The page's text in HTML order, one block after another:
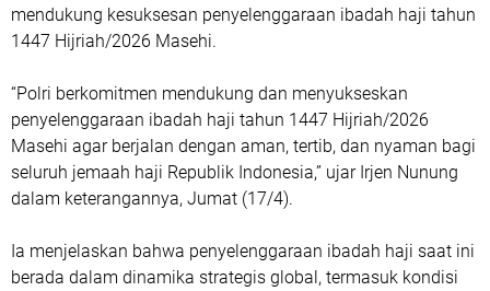
mendukung kesuksesan penyelenggaraan ibadah haji tahun
1447 Hijriah/2026 Masehi.
“Polri berkomitmen mendukung dan menyukseskan
penyelenggaraan ibadah haji tahun 1447 Hijriah/2026
Masehi agar berjalan dengan aman, tertib, dan nyaman bagi
seluruh jemaah haji Republik Indonesia,” ujar Irjen Nunung
dalam keterangannya, Jumat (17/4).
Ia menjelaskan bahwa penyelenggaraan ibadah haji saat ini
berada dalam dinamika strategis global, termasuk kondisi